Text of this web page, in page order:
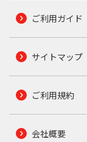
ご利用ガイド
サイトマップ
ご利用規約
会社概要